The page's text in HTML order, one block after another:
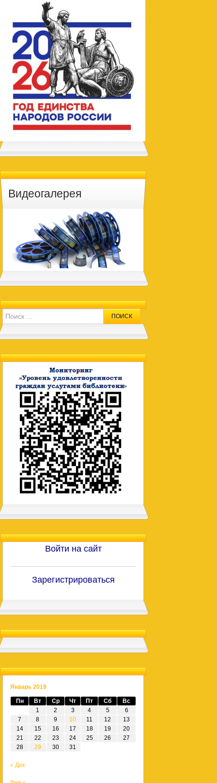
Видеогалерея
Search for:
Войти на сайт
Зарегистрироваться
Январь 2019
Пн Вт Ср Чт Пт Сб
Вс
1
2 3 4 5
6
7
8 9 10 11 12
13
14
15 16 17 18 19
20
21
22 23 24 25 26
27
28
29 30 31
« Дек